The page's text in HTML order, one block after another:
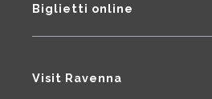
Biglietti online
Visit Ravenna